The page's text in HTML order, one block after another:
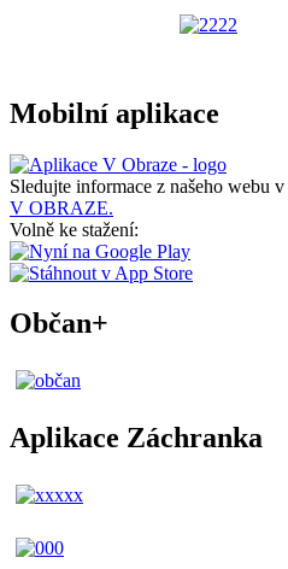
Mobilní aplikace
Sledujte informace z našeho webu v
V OBRAZE.
Volně ke stažení:
Občan+
Aplikace Záchranka